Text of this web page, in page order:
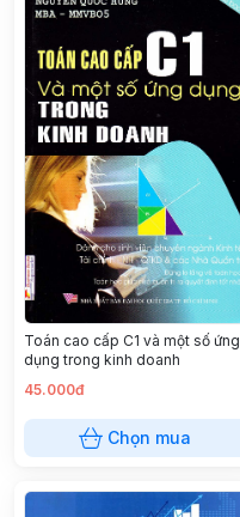
Toán cao cấp C1 và một số ứng
dụng trong kinh doanh
45.000đ
Chọn mua